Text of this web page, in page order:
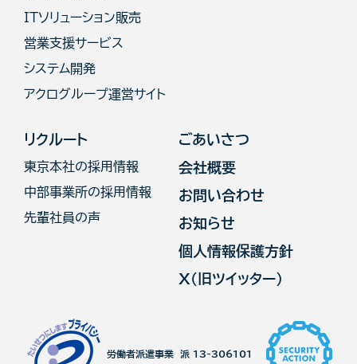
ITソリューション販売
営業支援サービス
システム開発
アクログループ運営サイト
リクルート
東京本社の採用情報
中部事業所の採用情報
先輩社員の声
ごあいさつ
会社概要
お問い合わせ
お知らせ
個人情報保護方針
X（旧ツイッター）
労働者派遣事業 派 13-306101